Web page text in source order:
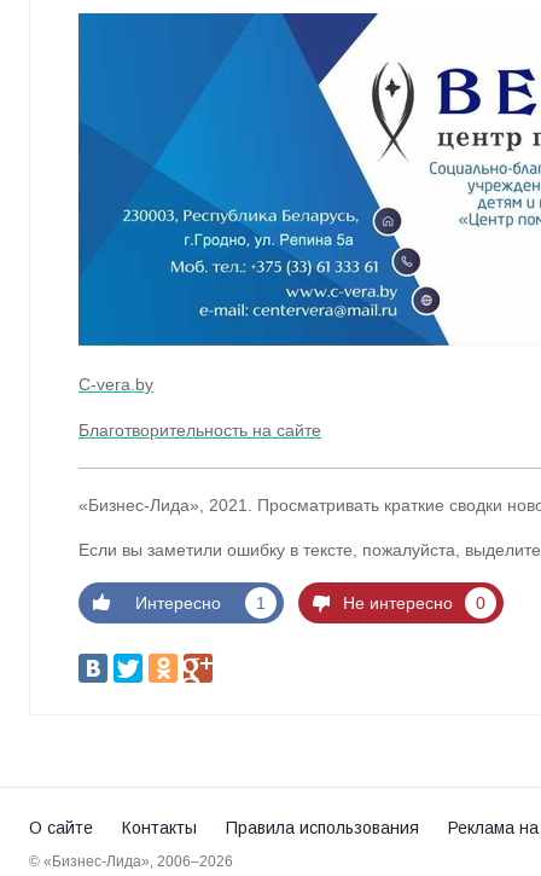
C-vera.by
Благотворительность на сайте
«Бизнес-Лида», 2021. Просматривать краткие сводки
Если вы заметили ошибку в тексте, пожалуйста,
Интересно 1 Не интересно 0
О сайте Контакты Правила использования Реклама
© «Бизнес-Лида», 2006–2026